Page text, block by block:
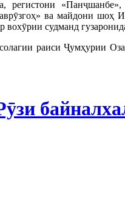
регистони
ва майдони шоҳ
вохӯрии судманд
раиси Ҷумҳурии